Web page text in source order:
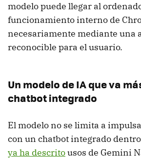
modelo puede llegar al
funcionamiento interno de
necesariamente mediante una
reconocible para el usuario.
Un modelo de IA que va
chatbot integrado
El modelo no se limita a
con un chatbot integrado
ya ha descritousos de Gemini